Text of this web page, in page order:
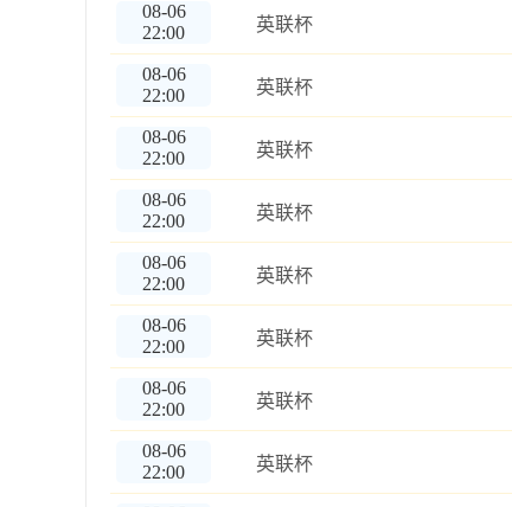
08-06
22:00
英联杯
08-06
22:00
英联杯
08-06
22:00
英联杯
08-06
22:00
英联杯
08-06
22:00
英联杯
08-06
22:00
英联杯
08-06
22:00
英联杯
08-06
22:00
英联杯